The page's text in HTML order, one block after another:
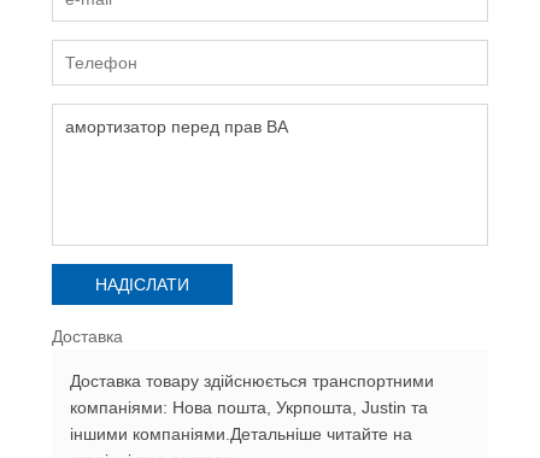
Доставка
Доставка товару здійснюється транспортними
компаніями: Нова пошта, Укрпошта, Justin та
іншими компаніями.Детальніше читайте на